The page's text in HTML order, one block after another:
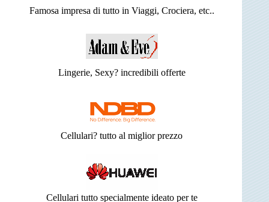
Famosa impresa di tutto in Viaggi, Crociera, etc..
Lingerie, Sexy? incredibili offerte
Cellulari? tutto al miglior prezzo
Cellulari tutto specialmente ideato per te